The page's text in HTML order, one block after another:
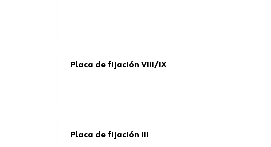
Placa de fijación VIII/IX
Placa de fijación III